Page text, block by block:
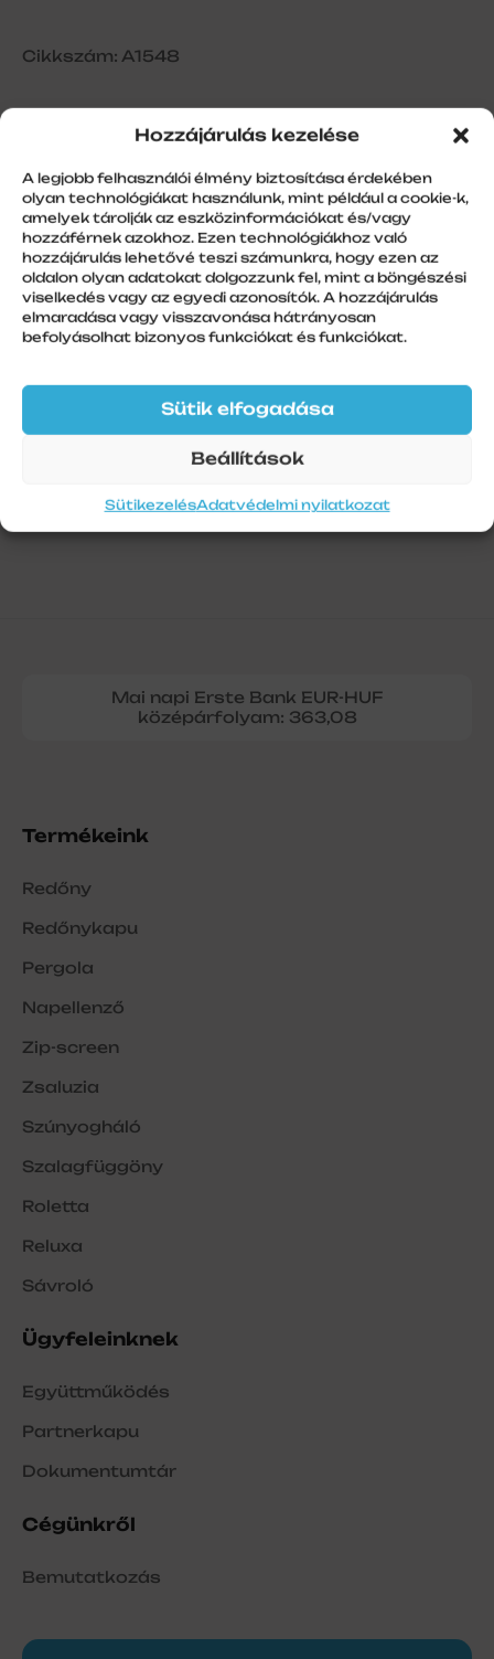
Hozzájárulás kezelése
A legjobb felhasználói élmény biztosítása érdekében
olyan technológiákat használunk, mint például a cookie-k,
amelyek tárolják az eszközinformációkat és/vagy
hozzáférnek azokhoz. Ezen technológiákhoz való
hozzájárulás lehetővé teszi számunkra, hogy ezen az
oldalon olyan adatokat dolgozzunk fel, mint a böngészési
viselkedés vagy az egyedi azonosítók. A hozzájárulás
elmaradása vagy visszavonása hátrányosan
befolyásolhat bizonyos funkciókat és funkciókat.
Sütik elfogadása
Beállítások
SütikezelésAdatvédelmi nyilatkozat
Cikkszám: A1548
mögé
További információk
Szálhossz
Mai napi Erste Bank EUR-HUF
középárfolyam: 363,08
Termékeink
Redőny
Redőnykapu
Pergola
Napellenző
Zip-screen
Zsaluzia
Szúnyogháló
Szalagfüggöny
Roletta
Reluxa
Sávroló
Ügyfeleinknek
Együttműködés
Partnerkapu
Dokumentumtár
Cégünkről
Bemutatkozás